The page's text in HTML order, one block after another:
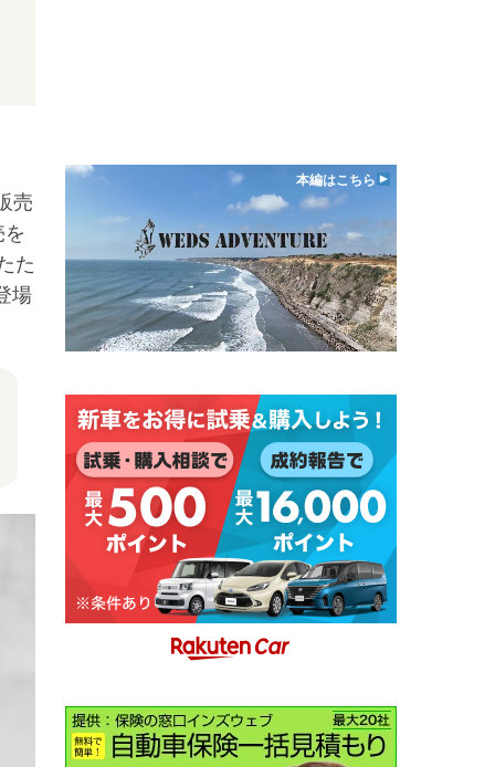
売
た
場
本編はこちら